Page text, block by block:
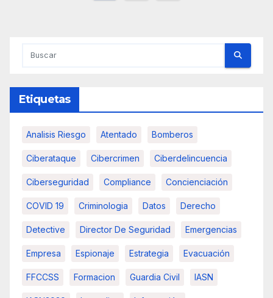
Etiquetas
Analisis Riesgo Atentado Bomberos
Ciberataque Cibercrimen Ciberdelincuencia
Ciberseguridad Compliance Concienciación
COVID 19 Criminologia Datos Derecho
Detective Director De Seguridad Emergencias
Empresa Espionaje Estrategia Evacuación
FFCCSS Formacion Guardia Civil IASN